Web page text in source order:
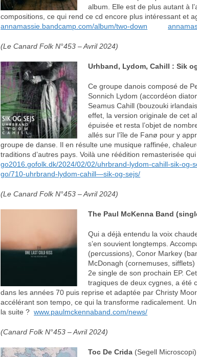
album. Elle est de plus autant à
compositions, ce qui rend ce cd encore plus intéressant et
annamassie.bandcamp.com/album/two-down
(Le Canard Folk N°453 – Avril 2024)
Urhband, Lydom, Cahill : Sik
Ce groupe danois composé de
Sonnich Lydom (accordéon
Seamus Cahill (bouzouki
effet, la version originale de cet
épuisée et resta l’objet de
allés sur l’île de Fanø pour y
groupe de danse. Il en résulte une musique raffinée,
traditions d’autres pays. Voilà une réédition remasterisée
go2016.gofolk.dk/2024/02/02/uhrbrand-lydom-cahill-sik-og-
go/710-uhrbrand-lydom-cahill—sik-og-sejs/
(Le Canard Folk N°453 – Avril 2024)
The Paul McKenna Band
Qui a déjà entendu la voix
s’en souvient longtemps.
(percussions), Conor Markey
McDonagh (cornemuses,
2e single de son prochain EP.
tragiques de deux cygnes, a été
dans les années 70 puis reprise et adaptée par Christy
accélérant son tempo, ce qui la transforme radicalement.
la suite ?www.paulmckennaband.com/news/
(Canard Folk N°453 – Avril 2024)
Toc De Crida (Segell Microscopi)